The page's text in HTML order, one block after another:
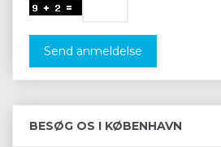
Send anmeldelse
BESØG OS I KØBENHAVN